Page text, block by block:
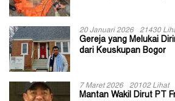
20 Januari 2026 21430
Gereja yang Melukai
dari Keuskupan Bogor
7 Maret 2026 20102 Lihat
Mantan Wakil Dirut PT